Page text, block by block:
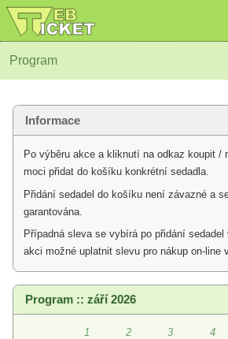
Program
Informace
Po výběru akce a kliknutí na odkaz koupit /
moci přidat do košíku konkrétní sedadla.
Přidání sedadel do košíku není závazné a
garantována.
Případná sleva se vybírá po přidání
akci možné uplatnit slevu pro nákup on-line
Program :: září 2026
1 2 3 4